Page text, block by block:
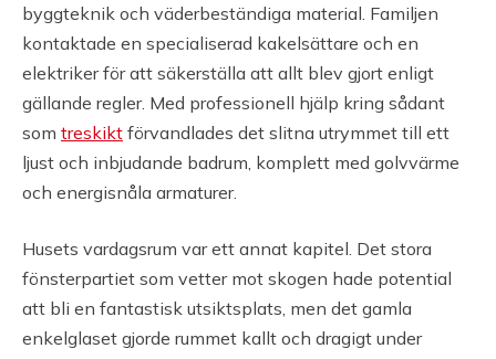
byggteknik och väderbeständiga material. Familjen
kontaktade en specialiserad kakelsättare och en
elektriker för att säkerställa att allt blev gjort enligt
gällande regler. Med professionell hjälp kring sådant
som treskikt förvandlades det slitna utrymmet till ett
ljust och inbjudande badrum, komplett med golvvärme
och energisnåla armaturer.
Husets vardagsrum var ett annat kapitel. Det stora
fönsterpartiet som vetter mot skogen hade potential
att bli en fantastisk utsiktsplats, men det gamla
enkelglaset gjorde rummet kallt och dragigt under